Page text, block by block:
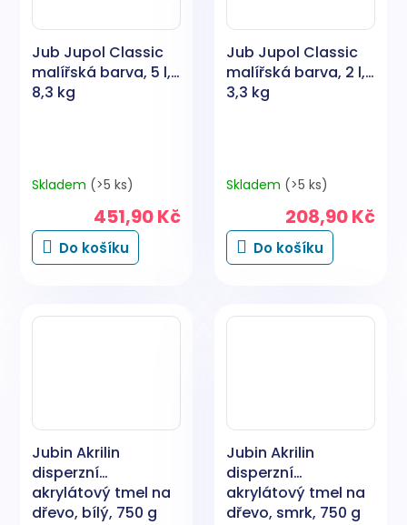
Jub Jupol Classic
malířská barva, 5 l,
8,3 kg
Skladem (>5 ks)
451,90 Kč
Do košíku
Jub Jupol Classic
malířská barva, 2 l,
3,3 kg
Skladem (>5 ks)
208,90 Kč
Do košíku
Jubin Akrilin
disperzní
akrylátový tmel na
dřevo, bílý, 750 g
Jubin Akrilin
disperzní
akrylátový tmel na
dřevo, smrk, 750 g